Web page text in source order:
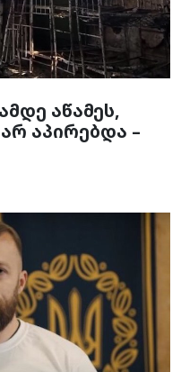
აწამეს,
აპირებდა –